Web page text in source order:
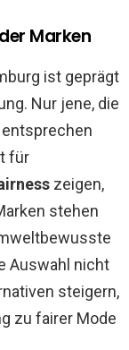
Marken
ist geprägt
Nur jene, die
für
zeigen,
stehen
Auswahl nicht
steigern,
zu fairer Mode